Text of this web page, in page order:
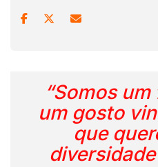
“Somos
um gosto
que